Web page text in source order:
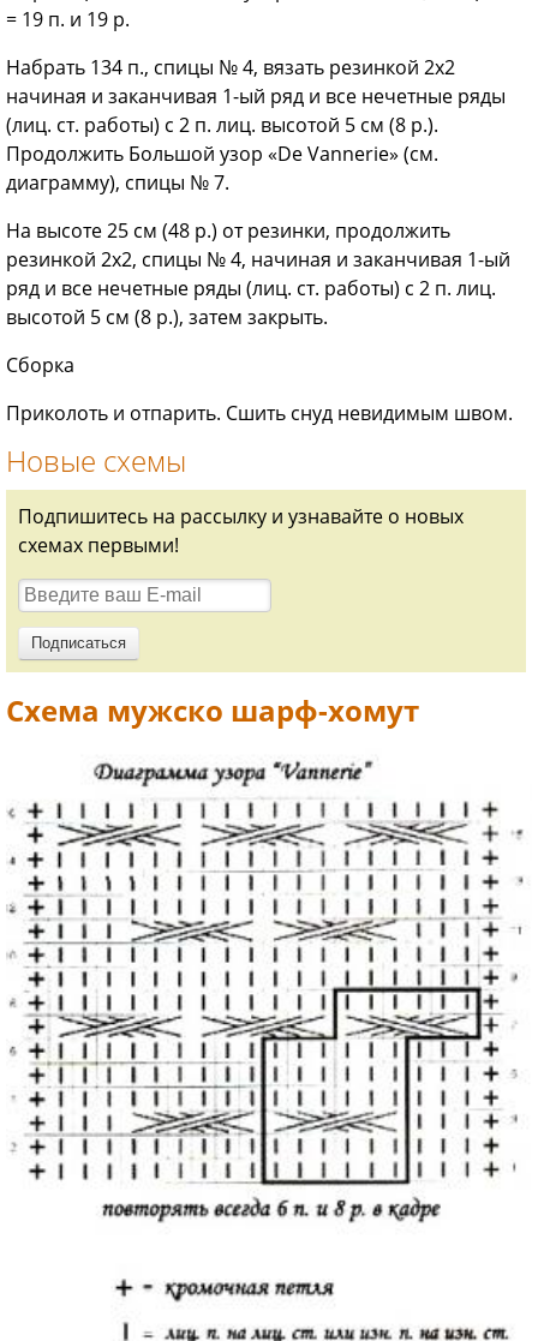
= 19 п. и 19 р.
Набрать 134 п., спицы № 4, вязать резинкой 2х2
начиная и заканчивая 1-ый ряд и все нечетные ряды
(лиц. ст. работы) с 2 п. лиц. высотой 5 см (8 р.).
Продолжить Большой узор «De Vannerie» (см.
диаграмму), спицы № 7.
На высоте 25 см (48 р.) от резинки, продолжить
резинкой 2х2, спицы № 4, начиная и заканчивая 1-ый
ряд и все нечетные ряды (лиц. ст. работы) с 2 п. лиц.
высотой 5 см (8 р.), затем закрыть.
Сборка
Приколоть и отпарить. Сшить снуд невидимым швом.
Новые схемы
Подпишитесь на рассылку и узнавайте о новых
схемах первыми!
Схема мужско шарф-хомут